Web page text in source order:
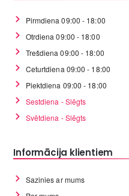
Pirmdiena 09:00 - 18:00
Otrdiena 09:00 - 18:00
Trešdiena 09:00 - 18:00
Ceturtdiena 09:00 - 18:00
Piektdiena 09:00 - 18:00
Sestdiena - Slēgts
Svētdiena - Slēgts
Informācija klientiem
Sazinies ar mums